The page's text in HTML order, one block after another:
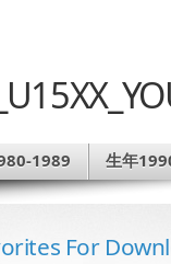
1989 生年
For